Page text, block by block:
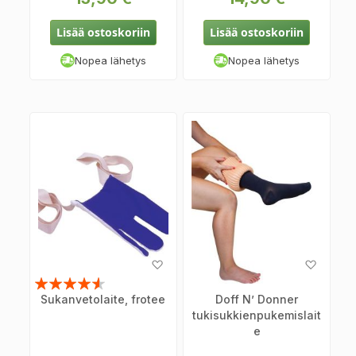
Lisää ostoskoriin
Nopea lähetys
Lisää ostoskoriin
Nopea lähetys
toivelistaan
Arvosana:
87%
Sukanvetolaite, frotee
Doff N’ Donner
tukisukkienpukemislait
e